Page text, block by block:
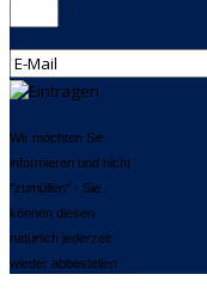
Wir möchten Sie
informieren und nicht
"zumüllen" - Sie
können diesen
natürlich jederzeit
wieder abbestellen.